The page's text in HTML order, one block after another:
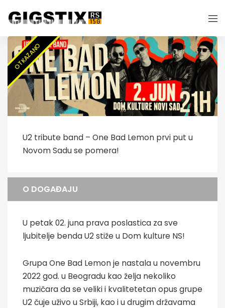
OTKAZANO
U2 tribute band – One Bad Lemon prvi put u
Novom Sadu se pomera!
O DOGAĐAJU
U petak 02. juna prava poslastica za sve
ljubitelje benda U2 stiže u Dom kulture NS!
Grupa One Bad Lemon je nastala u novembru
2022 god. u Beogradu kao želja nekoliko
muzičara da se veliki i kvalitetetan opus grupe
U2 čuje uživo u Srbiji, kao i u drugim državama